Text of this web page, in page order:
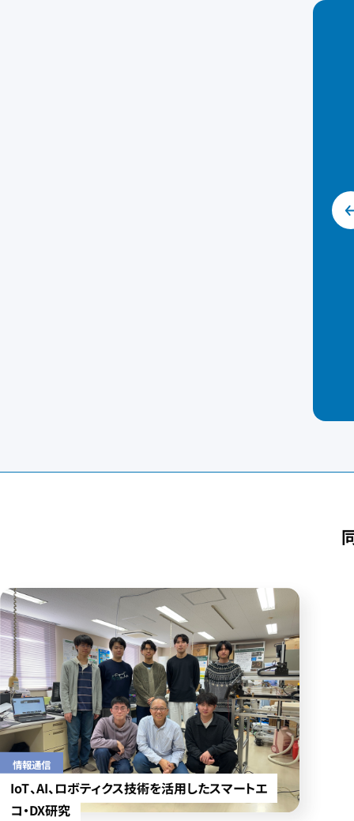
情報通信
IoT、AI、ロボティクス技術を活用したスマートエ
コ・DX研究